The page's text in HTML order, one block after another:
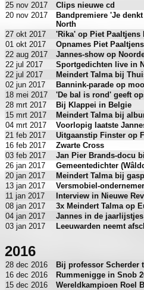
25 nov 2017
Clips nieuwe cd
20 nov 2017
Bandpremiere 'Je
North
27 okt 2017
'Rika' op Piet Paaltjens
01 okt 2017
Opnames Piet
22 aug 2017
Jannes-show op
22 jul 2017
Sportgedichten live in
22 jul 2017
Meindert Talma bij
02 jun 2017
Bannink-parade op
18 mei 2017
'De bal is rond' geeft
28 mrt 2017
Bij Klappei in Belgie
15 mrt 2017
Meindert Talma bij
04 mrt 2017
Voorlopig laatste
21 feb 2017
Uitgaanstip Finster op
16 feb 2017
Zwarte Cross
03 feb 2017
Jan Pier Brands-docu
26 jan 2017
Gemeentedichter
20 jan 2017
Meindert Talma bij
13 jan 2017
Versmobiel-
11 jan 2017
Interview in Nieuwe
08 jan 2017
3x Meindert Talma op
04 jan 2017
Jannes in de jaarlijstjes
03 jan 2017
Leeuwarden neemt
2016
28 dec 2016
Bij professor Scherder
16 dec 2016
Rummenigge in Snob
15 dec 2016
Wereldkampioen Roel